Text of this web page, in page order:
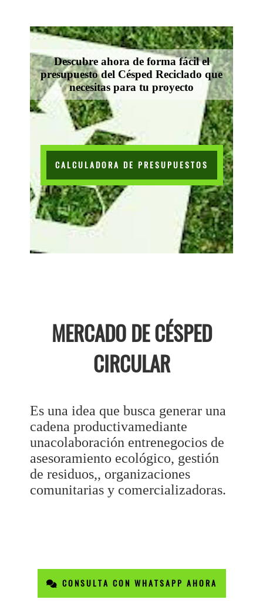
Descubre ahora de forma fácil el
presupuesto del Césped Reciclado que
necesitas para tu proyecto
CALCULADORA DE PRESUPUESTOS
MERCADO DE CÉSPED
CIRCULAR
Es una idea que busca generar una
cadena productivamediante
unacolaboración entrenegocios de
asesoramiento ecológico, gestión
de residuos,, organizaciones
comunitarias y comercializadoras.
CONSULTA CON WHATSAPP AHORA